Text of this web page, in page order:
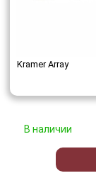
Kramer Array
В наличии